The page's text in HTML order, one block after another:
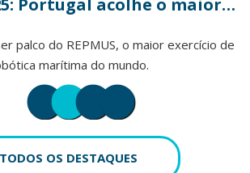
Portugal acolhe o maior…
palco do REPMUS, o maior exercício de
marítima do mundo.
TODOS OS DESTAQUES